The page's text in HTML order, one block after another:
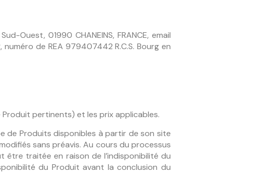
Ouest, 01990 CHANEINS, FRANCE, email
de REA 979407442 R.C.S. Bourg en
Produit pertinents) et les prix applicables.
de Produits disponibles à partir de son site
sans préavis. Au cours du processus
être traitée en raison de l’indisponibilité du
du Produit avant la conclusion du